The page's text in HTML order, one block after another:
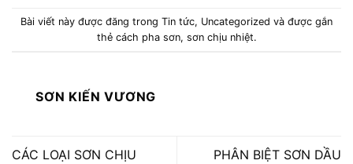
Bài viết này được đăng trong Tin tức, Uncategorized và được gắn
thẻ cách pha sơn, sơn chịu nhiệt.
SƠN KIẾN VƯƠNG
CÁC LOẠI SƠN CHỊU
PHÂN BIỆT SƠN DẦU